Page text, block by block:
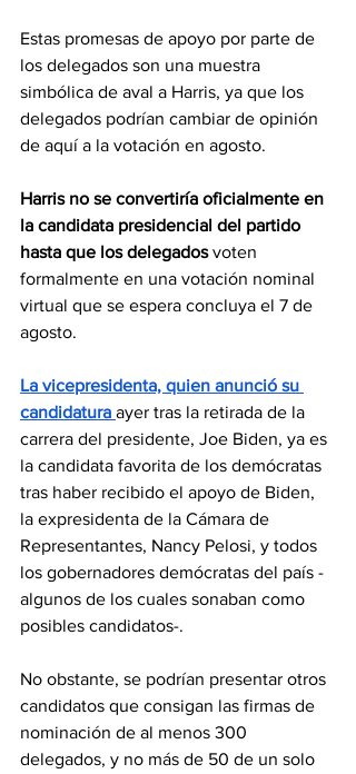
Estas promesas de apoyo por parte de
los delegados son una muestra
simbólica de aval a Harris, ya que los
delegados podrían cambiar de opinión
de aquí a la votación en agosto.
Harris no se convertiría oficialmente en
la candidata presidencial del partido
hasta que los delegados voten
formalmente en una votación nominal
virtual que se espera concluya el 7 de
agosto.
La vicepresidenta, quien anunció su
candidatura ayer tras la retirada de la
carrera del presidente, Joe Biden, ya es
la candidata favorita de los demócratas
tras haber recibido el apoyo de Biden,
la expresidenta de la Cámara de
Representantes, Nancy Pelosi, y todos
los gobernadores demócratas del país -
algunos de los cuales sonaban como
posibles candidatos-.
No obstante, se podrían presentar otros
candidatos que consigan las firmas de
nominación de al menos 300
delegados, y no más de 50 de un solo